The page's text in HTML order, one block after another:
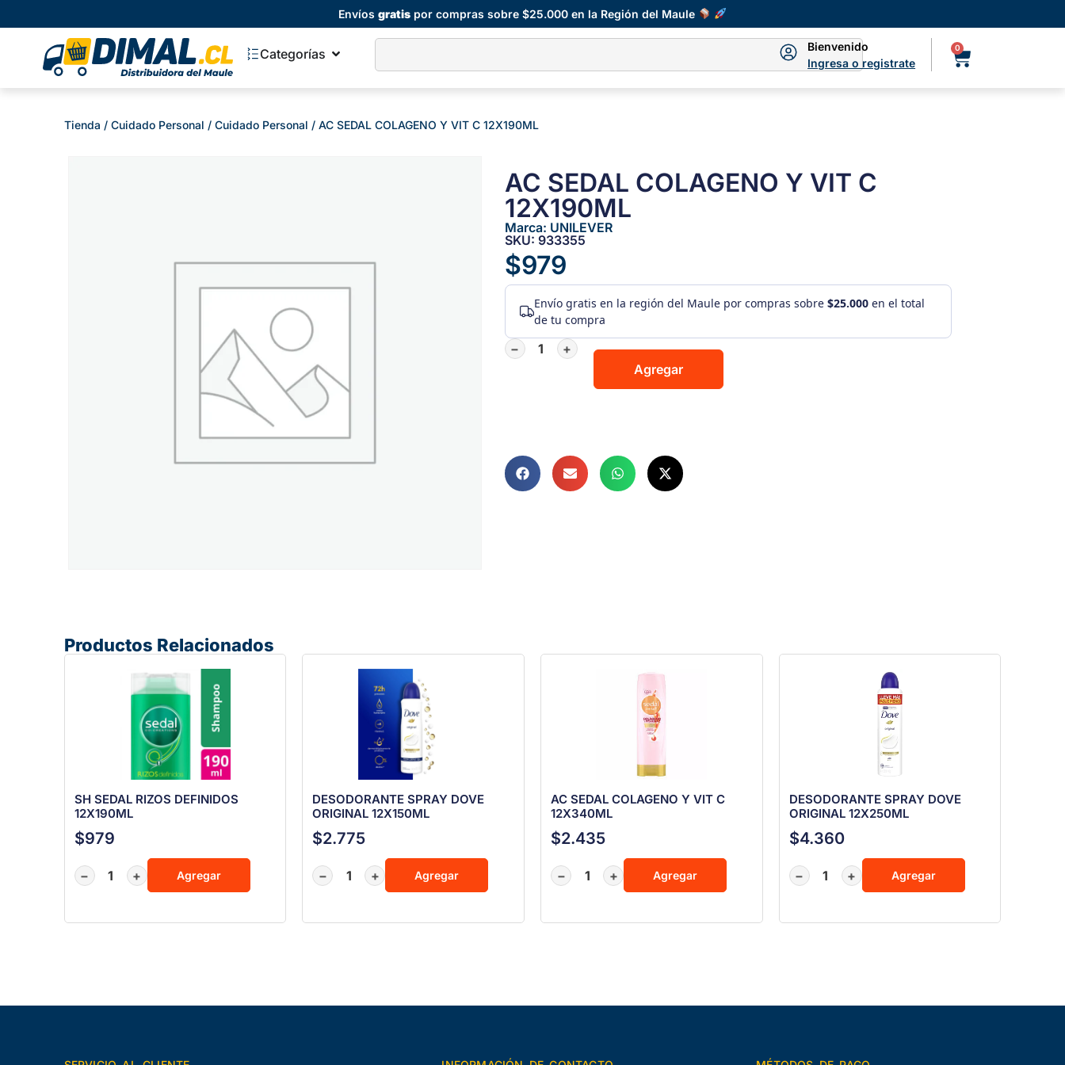
Envíosgratis por compras sobre $25.000 en la Región del Maule
Categorías
Bienvenido
Ingresa o registrate
0
Tienda / Cuidado Personal / Cuidado Personal / AC SEDAL COLAGENO Y VIT C 12X190ML
AC SEDAL COLAGENO Y VIT C
12X190ML
Marca: UNILEVER
SKU: 933355
$979
Envío gratis en la región del Maule por compras sobre $25.000en el total
de tu compra
−
+
Agregar
Productos Relacionados
SH SEDAL RIZOS DEFINIDOS
12X190ML
$979
− + Agregar
DESODORANTE SPRAY DOVE
ORIGINAL 12X150ML
$2.775
− + Agregar
AC SEDAL COLAGENO Y VIT C
12X340ML
$2.435
− + Agregar
DESODORANTE SPRAY DOVE
ORIGINAL 12X250ML
$4.360
− + Agregar